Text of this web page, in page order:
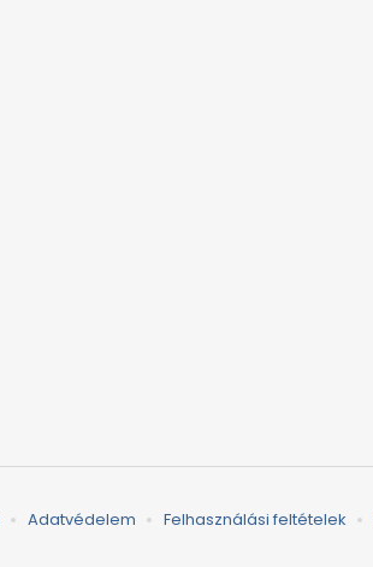
Adatvédelem Felhasználási feltételek